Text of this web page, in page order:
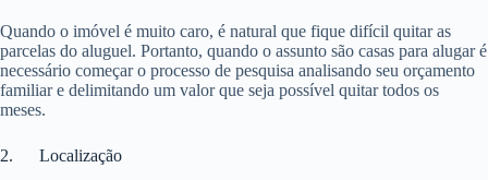
Quando o imóvel é muito caro, é natural que fique difícil quitar as
parcelas do aluguel. Portanto, quando o assunto são casas para alugar é
necessário começar o processo de pesquisa analisando seu orçamento
familiar e delimitando um valor que seja possível quitar todos os
meses.
2. Localização